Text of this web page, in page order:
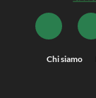
Chi siamo